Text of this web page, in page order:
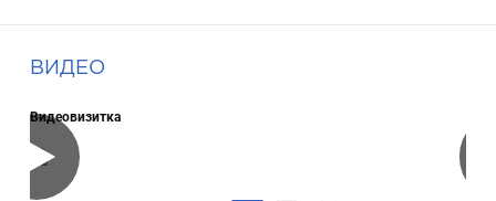
ВИДЕО
Видеовизитка